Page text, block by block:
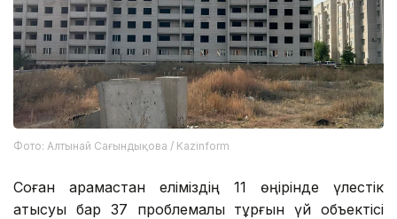
Фото: Алтынай Сағындықова / Kazinform
Соған қарамастан еліміздің 11 өңірінде үлестік
қатысуы бар 37 проблемалы тұрғын үй объектісі